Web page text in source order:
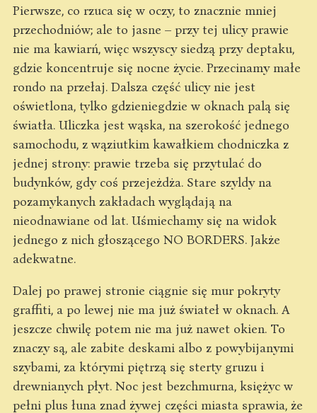
Pierwsze, co rzuca się w oczy, to znacznie mniej
przechodniów; ale to jasne – przy tej ulicy prawie
nie ma kawiarń, więc wszyscy siedzą przy deptaku,
gdzie koncentruje się nocne życie. Przecinamy małe
rondo na przełaj. Dalsza część ulicy nie jest
oświetlona, tylko gdzieniegdzie w oknach palą się
światła. Uliczka jest wąska, na szerokość jednego
samochodu, z wąziutkim kawałkiem chodniczka z
jednej strony: prawie trzeba się przytulać do
budynków, gdy coś przejeżdża. Stare szyldy na
pozamykanych zakładach wyglądają na
nieodnawiane od lat. Uśmiechamy się na widok
jednego z nich głoszącego NO BORDERS. Jakże
adekwatne.
Dalej po prawej stronie ciągnie się mur pokryty
graffiti, a po lewej nie ma już świateł w oknach. A
jeszcze chwilę potem nie ma już nawet okien. To
znaczy są, ale zabite deskami albo z powybijanymi
szybami, za którymi piętrzą się sterty gruzu i
drewnianych płyt. Noc jest bezchmurna, księżyc w
pełni plus łuna znad żywej części miasta sprawia, że